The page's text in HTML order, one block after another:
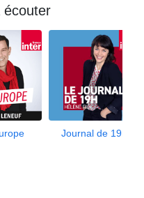
écouter
Journal de 19h